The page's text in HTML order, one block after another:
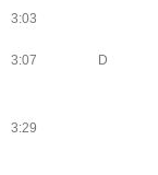
3:03
3:07 D
3:29